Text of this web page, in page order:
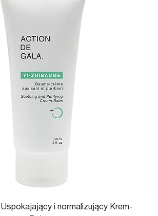
Uspokajający i normalizujący Krem-